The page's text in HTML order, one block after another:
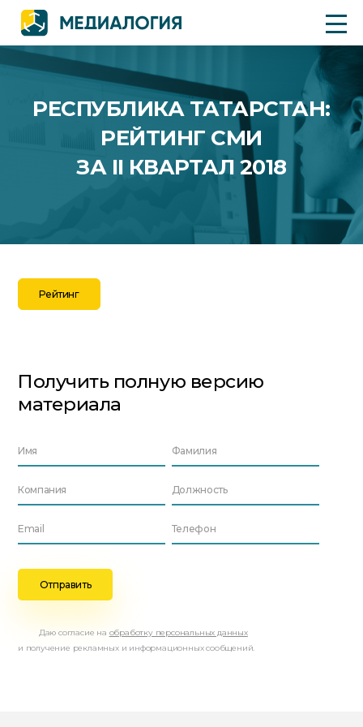
РЕСПУБЛИКА ТАТАРСТАН:
РЕЙТИНГ СМИ
ЗА II КВАРТАЛ 2018
Рейтинг
Получить полную версию
материала
Даю согласие на обработку персональных данных
и получение рекламных и информационных сообщений.